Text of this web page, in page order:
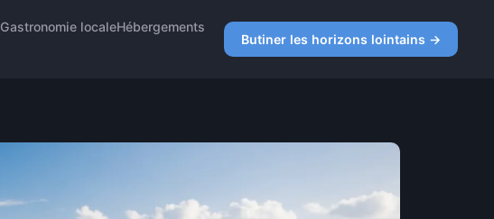
Gastronomie localeHébergements
Butiner les horizons lointains →